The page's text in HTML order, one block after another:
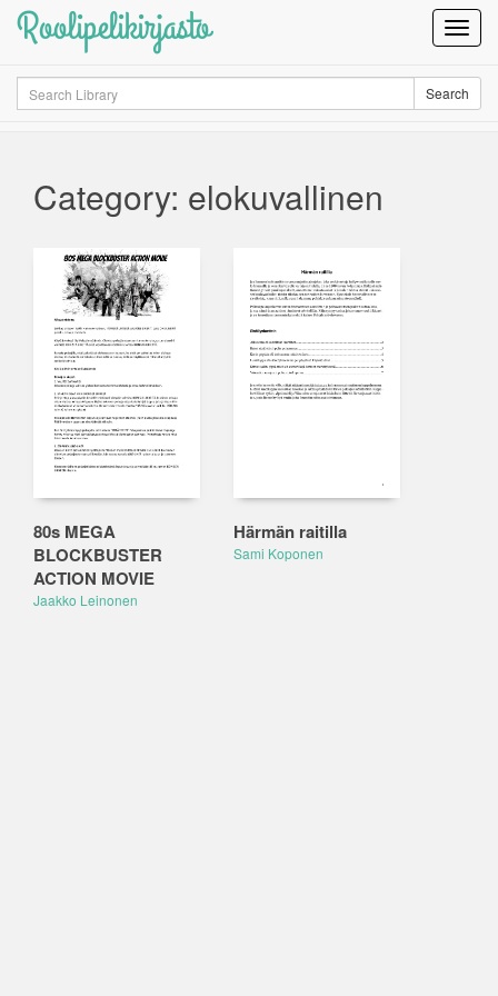
Roolipelikirjasto
Search Search
Category: elokuvallinen
80s MEGA
BLOCKBUSTER
ACTION MOVIE
Jaakko Leinonen
Härmän raitilla
Sami Koponen